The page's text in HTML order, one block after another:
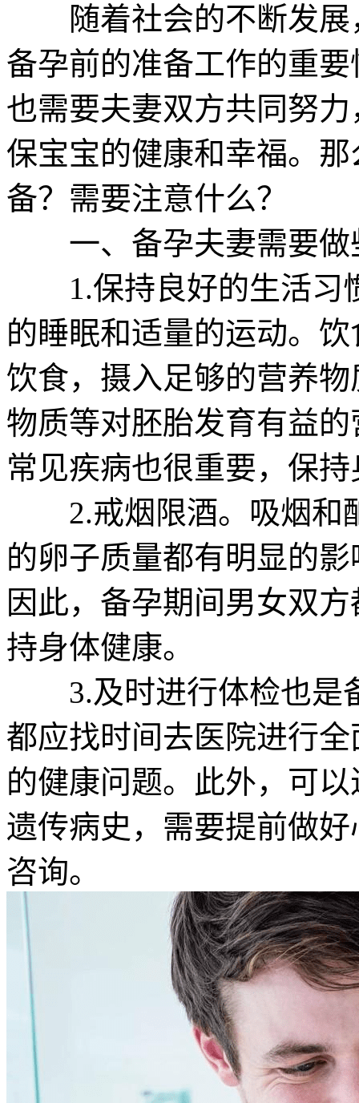
随着社会的不断发展
备孕前的准备工作的重
也需要夫妻双方共同努
保宝宝的健康和幸福。
备？需要注意什么？
一、备孕夫妻需要做
1.保持良好的生活习
的睡眠和适量的运动。
饮食，摄入足够的营养
物质等对胚胎发育有益
常见疾病也很重要，保
2.戒烟限酒。吸烟和
的卵子质量都有明显的
因此，备孕期间男女双
持身体健康。
3.及时进行体检也是
都应找时间去医院进行
的健康问题。此外，可
遗传病史，需要提前做
咨询。